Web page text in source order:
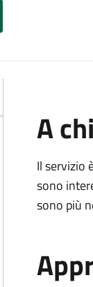
A
Il servizio
sono
sono più